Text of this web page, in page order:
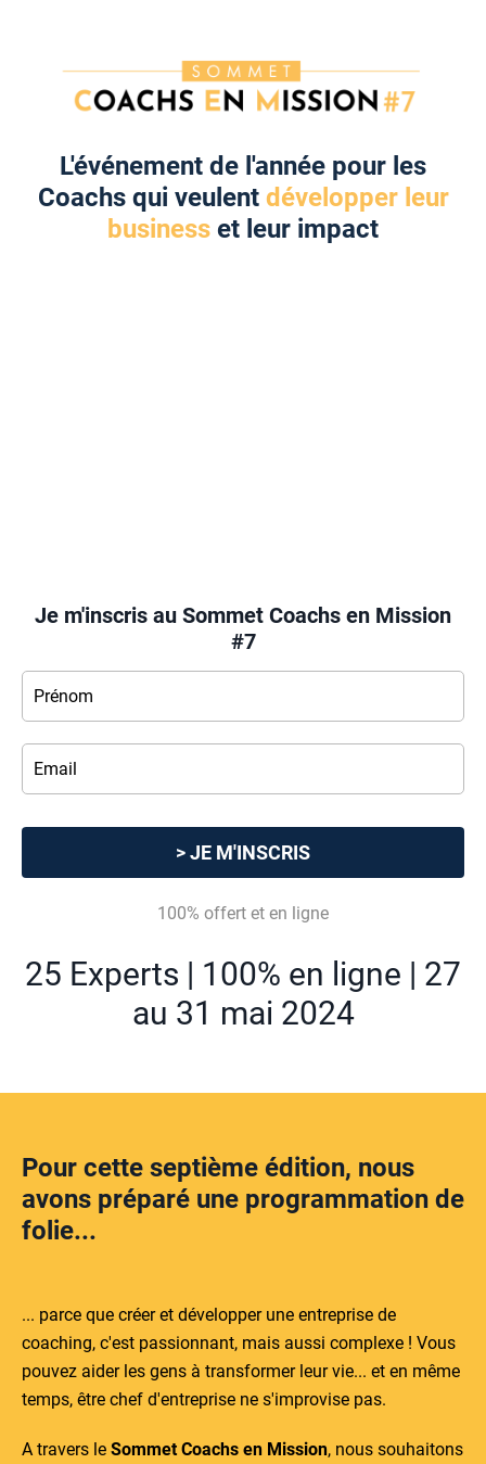
L'événement de l'année pour les
Coachs qui veulent développer leur
business et leur impact
Je m'inscris au Sommet Coachs en Mission
#7
> JE M'INSCRIS
100% offert et en ligne
25 Experts | 100% en ligne | 27
au 31 mai 2024
Pour cette septième édition, nous
avons préparé une programmation de
folie...
... parce que créer et développer une entreprise de
coaching, c'est passionnant, mais aussi complexe ! Vous
pouvez aider les gens à transformer leur vie... et en même
temps, être chef d'entreprise ne s'improvise pas.
A travers le Sommet Coachs en Mission, nous souhaitons